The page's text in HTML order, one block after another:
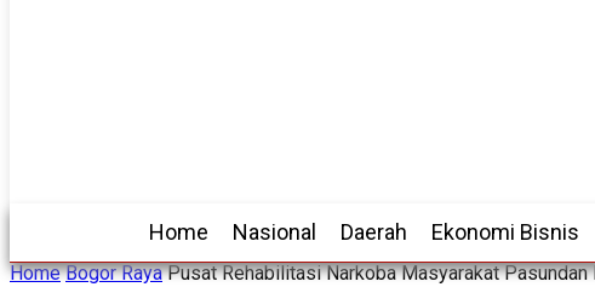
Home Nasional Daerah Ekonomi Bisnis
Home Bogor Raya Pusat Rehabilitasi Narkoba Masyarakat Pasundan